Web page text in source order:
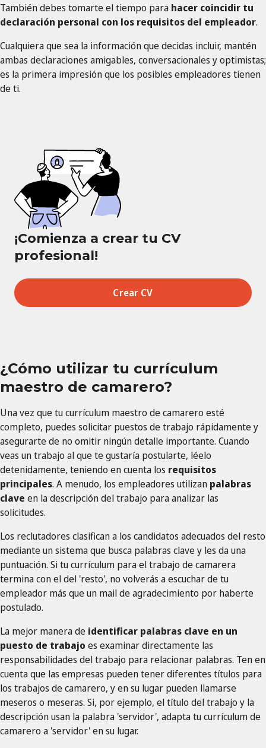
También debes tomarte el tiempo para hacer coincidir tu
declaración personal con los requisitos del empleador.
Cualquiera que sea la información que decidas incluir, mantén
ambas declaraciones amigables, conversacionales y optimistas;
es la primera impresión que los posibles empleadores tienen
de ti.
¡Comienza a crear tu CV
profesional!
Crear CV
¿Cómo utilizar tu currículum
maestro de camarero?
Una vez que tu currículum maestro de camarero esté
completo, puedes solicitar puestos de trabajo rápidamente y
asegurarte de no omitir ningún detalle importante. Cuando
veas un trabajo al que te gustaría postularte, léelo
detenidamente, teniendo en cuenta los requisitos
principales. A menudo, los empleadores utilizan palabras
clave en la descripción del trabajo para analizar las
solicitudes.
Los reclutadores clasifican a los candidatos adecuados del resto
mediante un sistema que busca palabras clave y les da una
puntuación. Si tu currículum para el trabajo de camarera
termina con el del 'resto', no volverás a escuchar de tu
empleador más que un mail de agradecimiento por haberte
postulado.
La mejor manera de identificar palabras clave en un
puesto de trabajo es examinar directamente las
responsabilidades del trabajo para relacionar palabras. Ten en
cuenta que las empresas pueden tener diferentes títulos para
los trabajos de camarero, y en su lugar pueden llamarse
meseros o meseras. Si, por ejemplo, el título del trabajo y la
descripción usan la palabra 'servidor', adapta tu currículum de
camarero a 'servidor' en su lugar.